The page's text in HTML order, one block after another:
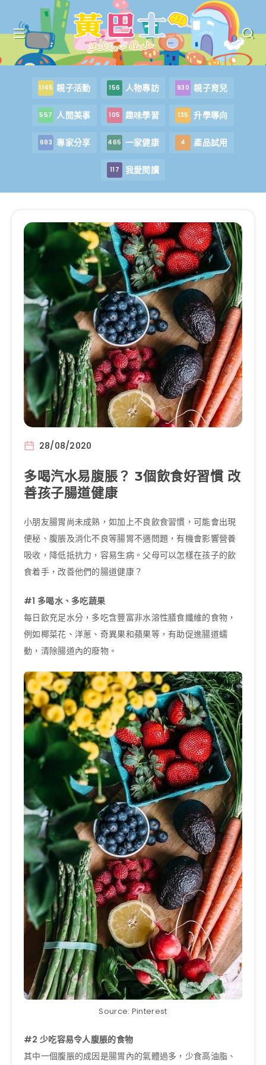
1145 親子活動 156 人物專訪 930 親子育兒
557 人間美事 105 趣味學習 135 升學導向
693 專家分享 465 一家健康 4 產品試用
117 我愛閱讀
28/08/2020
多喝汽水易腹脹？ 3個飲食好習慣 改
善孩子腸道健康
小朋友腸胃尚未成熟，如加上不良飲食習慣，可能會出現
便秘、腹脹及消化不良等腸胃不適問題，有機會影響營養
吸收，降低抵抗力，容易生病。父母可以怎樣在孩子的飲
食着手，改善他們的腸道健康？
#1 多喝水、多吃蔬果
每日飲充足水分，多吃含豐富非水溶性膳食纖維的食物，
例如椰菜花、洋蔥、奇異果和蘋果等，有助促進腸道蠕
動，清除腸道內的廢物。
Source: Pinterest
#2 少吃容易令人腹脹的食物
其中一個腹脹的成因是腸胃內的氣體過多，少食高油脂、